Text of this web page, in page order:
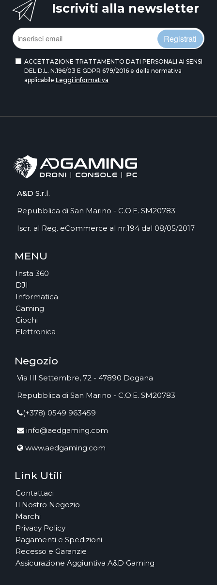
Iscriviti alla newsletter
Registrati
ACCETTAZIONE TRATTAMENTO DATI PERSONALI AI SENSI
DEL D.L. N.196/03 E GDPR 679/2016 e della normativa
applicabile Leggi informativa
A&D S.r.l.
Repubblica di San Marino - C.O.E. SM20783
Iscr. al Reg. eCommerce al nr.194 dal 08/05/2017
MENU
Insta 360
DJI
Informatica
Gaming
Giochi
Elettronica
Negozio
Via III Settembre, 72 - 47890 Dogana
Repubblica di San Marino - C.O.E. SM20783
(+378) 0549 963459
info@aedgaming.com
www.aedgaming.com
Link Utili
Contattaci
Il Nostro Negozio
Marchi
Privacy Policy
Pagamenti e Spedizioni
Recesso e Garanzie
Assicurazione Aggiuntiva A&D Gaming